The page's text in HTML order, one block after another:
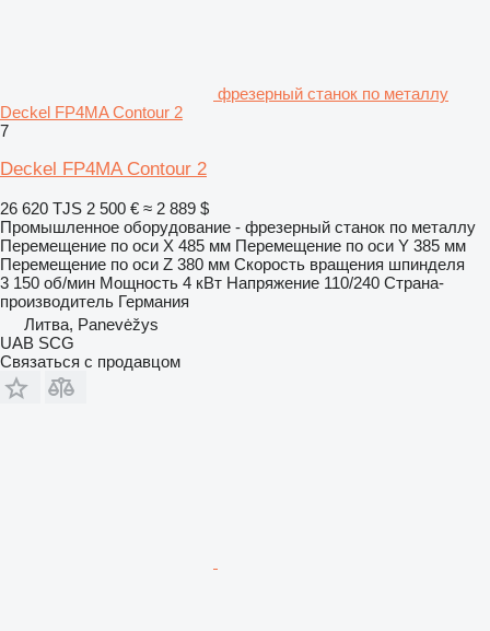
фрезерный станок по металлу
Deckel FP4MA Contour 2
7
Deckel FP4MA Contour 2
26 620 TJS 2 500 € ≈ 2 889 $
Промышленное оборудование - фрезерный станок по металлу
Перемещение по оси X 485 мм Перемещение по оси Y 385 мм
Перемещение по оси Z 380 мм Скорость вращения шпинделя
3 150 об/мин Мощность 4 кВт Напряжение 110/240 Страна-
производитель Германия
Литва, Panevėžys
UAB SCG
Связаться с продавцом